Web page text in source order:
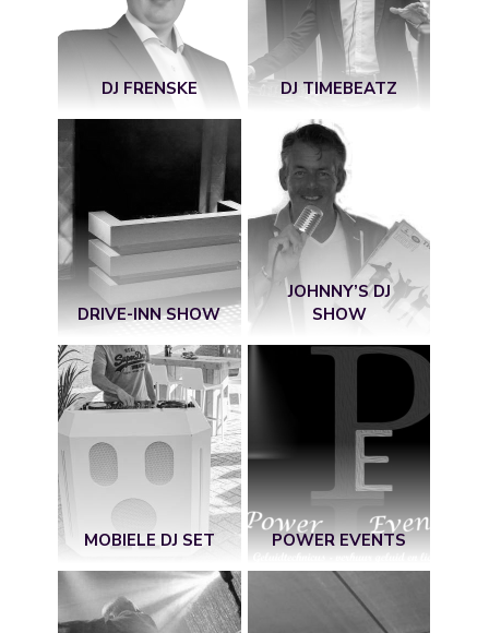
DJ FRENSKE DJ TIMEBEATZ
DRIVE-INN SHOW
JOHNNY’S DJ
SHOW
MOBIELE DJ SET POWER EVENTS